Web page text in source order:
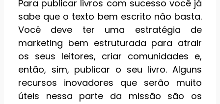
Para publicar livros com sucesso você já
sabe que o texto bem escrito não basta.
Você deve ter uma estratégia de
marketing bem estruturada para atrair
os seus leitores, criar comunidades e,
então, sim, publicar o seu livro. Alguns
recursos inovadores que serão muito
úteis nessa parte da missão são os